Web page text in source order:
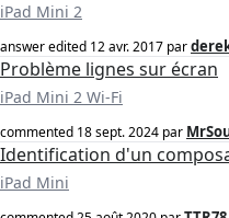
iPad Mini 2
answer edited 12 avr. 2017 par
Problème lignes sur écran
iPad Mini 2 Wi-Fi
commented 18 sept. 2024 par
Identification d'un
iPad Mini